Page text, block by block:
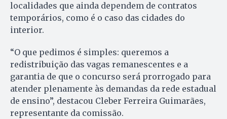
localidades que ainda dependem de contratos
temporários, como é o caso das cidades do
interior.
“O que pedimos é simples: queremos a
redistribuição das vagas remanescentes e a
garantia de que o concurso será prorrogado para
atender plenamente às demandas da rede estadual
de ensino”, destacou Cleber Ferreira Guimarães,
representante da comissão.